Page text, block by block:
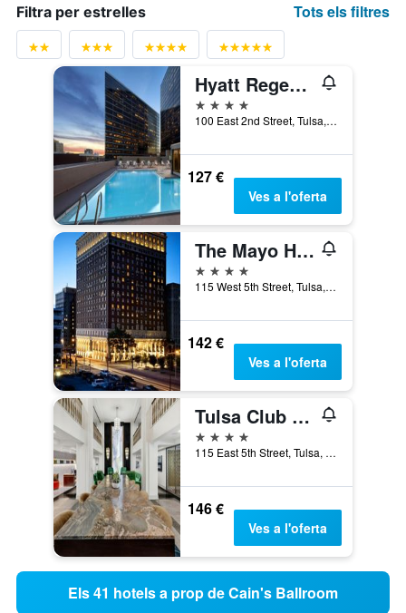
Filtra per estrelles Tots els filtres
Hyatt Regency Tulsa Downtown
4 estrelles
100 East 2nd Street, Tulsa, OK, Estats Units
127 €
Ves a l'oferta
The Mayo Hotel
4 estrelles
115 West 5th Street, Tulsa, OK, Estats Units
142 €
Ves a l'oferta
Tulsa Club Hotel, Curio Collection by Hilton
4 estrelles
115 East 5th Street, Tulsa, OK, Estats Units
146 €
Ves a l'oferta
Els 41 hotels a prop de Cain's Ballroom